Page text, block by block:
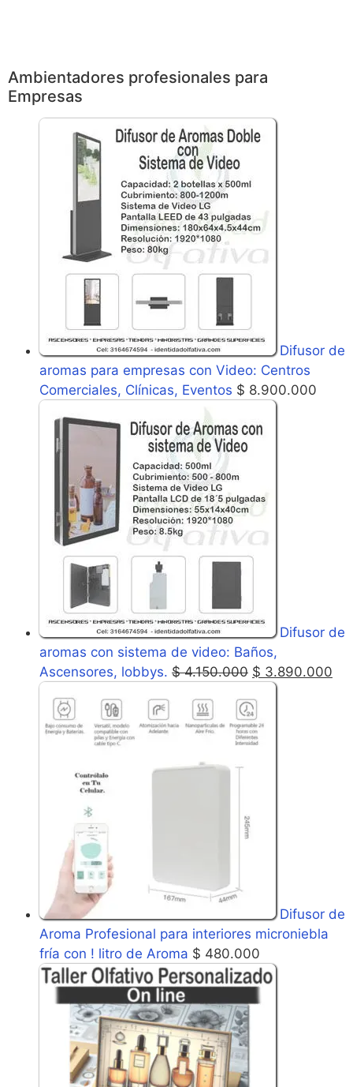
Ambientadores profesionales para
Empresas
Difusor de
aromas para empresas con Video: Centros
Comerciales, Clínicas, Eventos $ 8.900.000
Difusor de
aromas con sistema de video: Baños,
Ascensores, lobbys. $4.150.000 $ 3.890.000
Difusor de
Aroma Profesional para interiores microniebla
fría con ! litro de Aroma $ 480.000